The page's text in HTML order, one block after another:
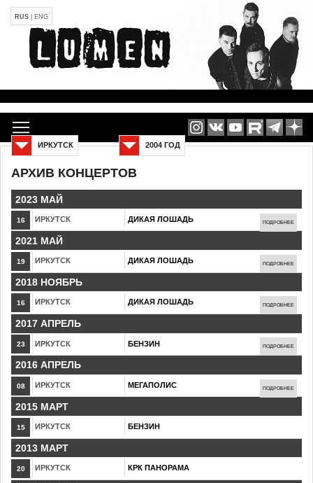
RUS ENG
АРХИВ КОНЦЕРТОВ
2004 ГОД
ИРКУТСК
2023 МАЙ
16 ИРКУТСК ДИКАЯ ЛОШАДЬ ПОДРОБНЕЕ
2021 МАЙ
19 ИРКУТСК ДИКАЯ ЛОШАДЬ ПОДРОБНЕЕ
2018 НОЯБРЬ
16 ИРКУТСК ДИКАЯ ЛОШАДЬ ПОДРОБНЕЕ
2017 АПРЕЛЬ
23 ИРКУТСК БЕНЗИН ПОДРОБНЕЕ
2016 АПРЕЛЬ
08 ИРКУТСК МЕГАПОЛИС ПОДРОБНЕЕ
2015 МАРТ
15 ИРКУТСК БЕНЗИН
2013 МАРТ
20 ИРКУТСК КРК ПАНОРАМА